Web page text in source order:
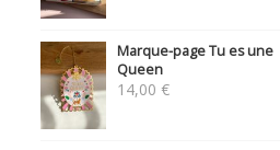
Marque-page Tu es une
Queen
14,00 €